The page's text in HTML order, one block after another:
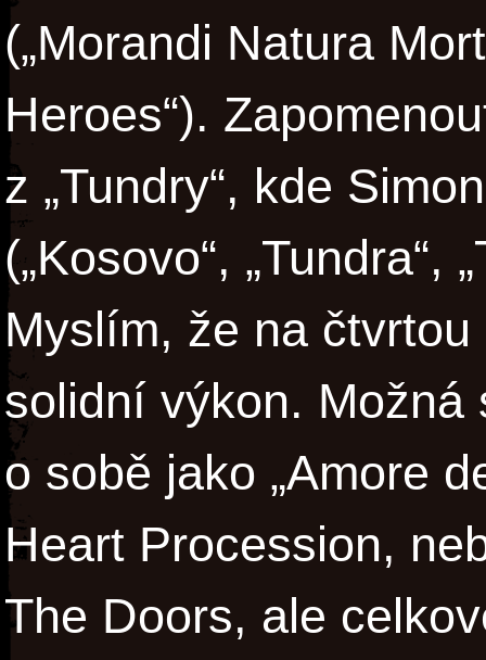
(„Morandi Natura
Heroes“).
z „Tundry“, kde
(„Kosovo“, „Tundra“,
Myslím, že na
solidní výkon.
o sobě jako „Amore
Heart Procession,
The Doors, ale